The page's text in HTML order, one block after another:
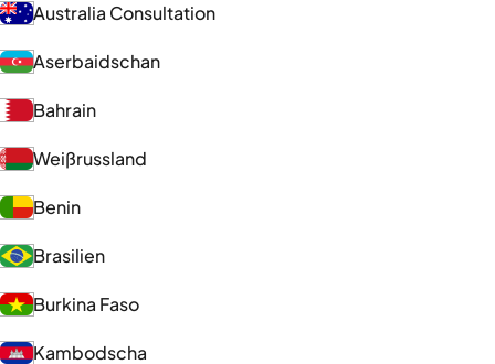
Australia Consultation
Aserbaidschan
Bahrain
Weißrussland
Benin
Brasilien
Burkina Faso
Kambodscha